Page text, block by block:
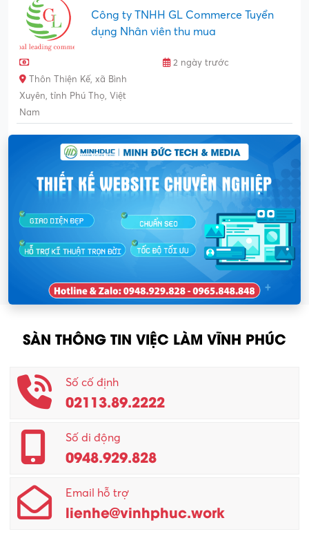
Công ty TNHH GL Commerce Tuyển
dụng Nhân viên thu mua
2 ngày trước
Thôn Thiện Kế, xã Bình
Xuyên, tỉnh Phú Thọ, Việt
Nam
SÀN THÔNG TIN VIỆC LÀM VĨNH PHÚC
Số cố định
02113.89.2222
Số di động
0948.929.828
Email hỗ trợ
lienhe@vinhphuc.work